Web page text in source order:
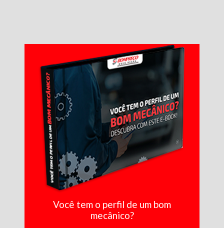
Você tem o perfil de um bom
mecânico?